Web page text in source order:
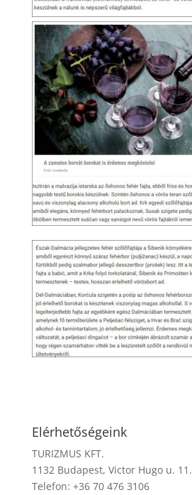
Elérhetőségeink
TURIZMUS KFT.
1132 Budapest, Victor Hugo u. 11.
Telefon: +36 70 476 3106